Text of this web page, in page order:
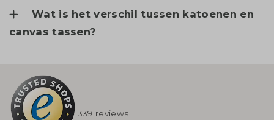
Wat is het verschil tussen katoenen en
canvas tassen?
339 reviews